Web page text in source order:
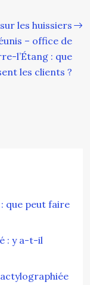
les huissiers
– office de
l’Étang : que
les clients ?
que peut faire
: y a-t-il